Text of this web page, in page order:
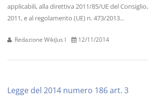
applicabili, alla direttiva 2011/85/UE del
2011, e al regolamento (UE) n. 473/2013...
Redazione WikiJus I 12/11/2014
Legge del 2014 numero 186 art. 3